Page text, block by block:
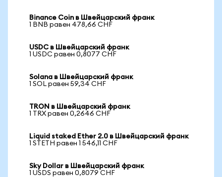
Binance Coin в Швейцарский франк
1 BNB равен 478,66 CHF
USDC в Швейцарский франк
1 USDC равен 0,8077 CHF
Solana в Швейцарский франк
1 SOL равен 59,34 CHF
TRON в Швейцарский франк
1 TRX равен 0,2646 CHF
Liquid staked Ether 2.0 в Швейцарский франк
1 STETH равен 1 546,11 CHF
Sky Dollar в Швейцарский франк
1 USDS равен 0,8079 CHF